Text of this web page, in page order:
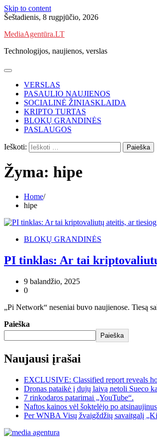
Skip to content
Šeštadienis, 8 rugpjūčio, 2026
MediaAgentūra.LT
Technologijos, naujienos, verslas
VERSLAS
PASAULIO NAUJIENOS
SOCIALINĖ ŽINIASKLAIDA
KRIPTO TURTAS
BLOKŲ GRANDINĖS
PASLAUGOS
Ieškoti:
Žyma: hipe
Home
hipe
BLOKŲ GRANDINĖS
PI tinklas: Ar tai
9 balandžio, 2025
0
„Pi Network“ neseniai buvo naujienose. Tiesą
Paieška
Paieška
Naujausi įrašai
EXCLUSIVE: Classified report reveals
Dronas pataikė į dujų laivą netoli Sueco
7 rinkodaros patarimai „YouTube“.
Naftos kainos vėl šoktelėjo po
Per WNBA Visų žvaigždžių savaitgalį